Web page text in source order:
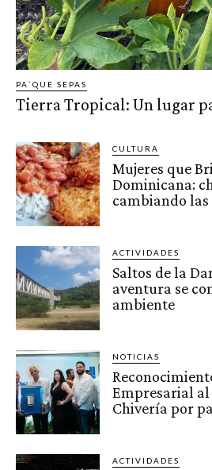
PA`QUE SEPAS
Tierra Tropical: Un lugar
CULTURA
Mujeres que
Dominicana:
cambiando las
ACTIVIDADES
Saltos de la
aventura se
ambiente
NOTICIAS
Empresarial al
Chivería por
ACTIVIDADES